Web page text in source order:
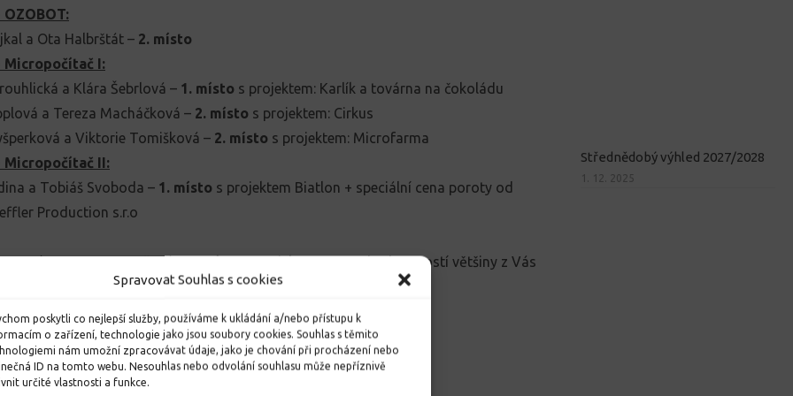
Spravovat Souhlas s cookies
poskytli co nejlepší služby, používáme k ukládání a/nebo přístupu k
o zařízení, technologie jako jsou soubory cookies. Souhlas s těmito
nám umožní zpracovávat údaje, jako je chování při procházení nebo
ID na tomto webu. Nesouhlas nebo odvolání souhlasu může nepříznivě
určité vlastnosti a funkce.
a Ota Halbrštát – 2. místo
Micropočítač I:
a Klára Šebrlová – 1. místo s projektem: Karlík a továrna na čokoládu
a Tereza Macháčková – 2. místo s projektem: Cirkus
a Viktorie Tomišková – 2. místo s projektem: Microfarma
Micropočítač II:
a Tobiáš Svoboda – 1. místo s projektem Biatlon + speciální cena poroty od
Production s.r.o
a Vanesa Marešová –
s projektem: Jsme budoucností většiny z Vás
lékem na stáří je láska“
Fishertechnic I:
a Tobiáš Řehák –2. místo
Fishertechnic II:
Jakub Řehák – 2. místo
Střednědobý výhled 2027/2028
1. 12. 2025